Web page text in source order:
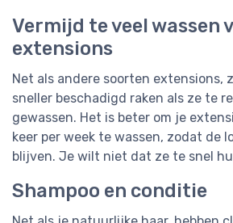
Vermijd te veel wassen
extensions
Net als andere soorten extensions,
sneller beschadigd raken als ze te
gewassen. Het is beter om je
keer per week te wassen, zodat de
blijven. Je wilt niet dat ze te snel
Shampoo en conditie